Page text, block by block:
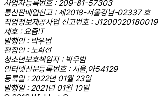
사업자등록번호 : 209-81-57303
통신판매업신고 : 제2018-서울강남-02337 호
직업정보제공사업 신고번호 : J1200020180019
제호 : 요즘IT
발행인 : 박우범
편집인 : 노희선
청소년보호책임자 : 박우범
인터넷신문등록번호 : 서울,아54129
등록일 : 2022년 01월 23일
발행일 : 2021년 01월 10일